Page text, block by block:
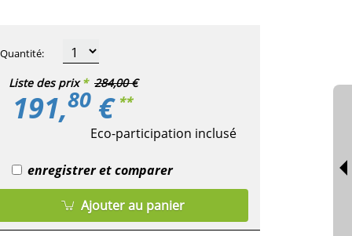
Liste des prix * 284,00 €
191,80 € **
Eco-participation inclusé
Quantité:
enregistrer et comparer
Ajouter au panier